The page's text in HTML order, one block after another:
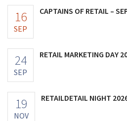
16
SEP
CAPTAINS OF RETAIL –
24
SEP
RETAIL MARKETING DAY
19
NOV
RETAILDETAIL NIGHT